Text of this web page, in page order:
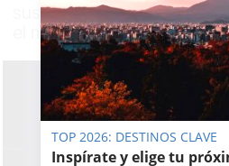
sus particulares mensajes
el mundo del famoseo
TOP 2026: DESTINOS CLAVE
Inspírate y elige tu